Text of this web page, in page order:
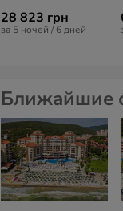
28 823 грн
за 5 ночей / 6 дней
Ближайшие